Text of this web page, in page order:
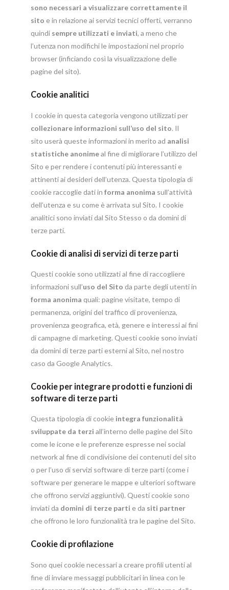
sono necessari a visualizzare correttamente il
sito e in relazione ai servizi tecnici offerti, verranno
quindi sempre utilizzati e inviati, a meno che
l’utenza non modifichi le impostazioni nel proprio
browser (inficiando così la visualizzazione delle
pagine del sito).
Cookie analitici
I cookie in questa categoria vengono utilizzati per
collezionare informazioni sull’uso del sito. Il
sito userà queste informazioni in merito ad analisi
statistiche anonimeal fine di migliorare l’utilizzo del
Sito e per rendere i contenuti più interessanti e
attinenti ai desideri dell’utenza. Questa tipologia di
cookie raccoglie dati in forma anonima sull’attività
dell’utenza e su come è arrivata sul Sito. I cookie
analitici sono inviati dal Sito Stesso o da domini di
terze parti.
Cookie di analisi di servizi di terze parti
Questi cookie sono utilizzati al fine di raccogliere
informazioni sull’uso del Sito da parte degli utenti in
forma anonima quali: pagine visitate, tempo di
permanenza, origini del traffico di provenienza,
provenienza geografica, età, genere e interessi ai fini
di campagne di marketing. Questi cookie sono inviati
da domini di terze parti esterni al Sito, nel nostro
caso da Google Analytics.
Cookie per integrare prodotti e funzioni di
software di terze parti
Questa tipologia di cookie integra funzionalità
sviluppate da terzi all’interno delle pagine del Sito
come le icone e le preferenze espresse nei social
network al fine di condivisione dei contenuti del sito
o per l’uso di servizi software di terze parti (come i
software per generare le mappe e ulteriori software
che offrono servizi aggiuntivi). Questi cookie sono
inviati da domini di terze parti e da siti partner
che offrono le loro funzionalità tra le pagine del Sito.
Cookie di profilazione
Sono quei cookie necessari a creare profili utenti al
fine di inviare messaggi pubblicitari in linea con le